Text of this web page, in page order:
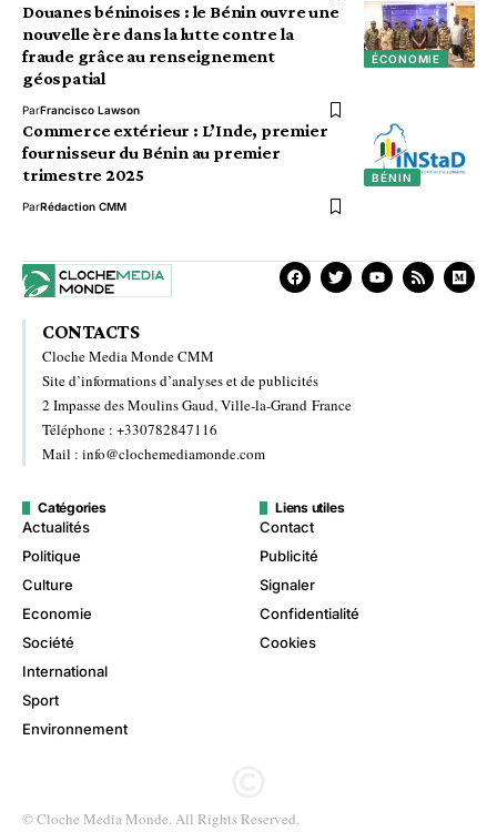
ÉCONOMIE
Douanes béninoises : le Bénin ouvre une
nouvelle ère dans la lutte contre la
fraude grâce au renseignement
géospatial
ParFrancisco Lawson
BÉNIN
Commerce extérieur : L’Inde, premier
fournisseur du Bénin au premier
trimestre 2025
ParRédaction CMM
CONTACTS
Cloche Media Monde CMM
Site d’informations d’analyses et de publicités
2 Impasse des Moulins Gaud, Ville-la-Grand France
Téléphone : +330782847116
Mail : info@clochemediamonde.com
Catégories
Actualités
Politique
Culture
Economie
Société
International
Sport
Environnement
Liens utiles
Contact
Publicité
Signaler
Confidentialité
Cookies
© Cloche Media Monde. All Rights Reserved.